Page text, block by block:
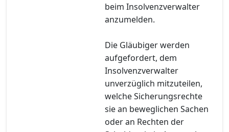
beim Insolvenzverwalter
anzumelden.
Die Gläubiger werden
aufgefordert, dem
Insolvenzverwalter
unverzüglich mitzuteilen,
welche Sicherungsrechte
sie an beweglichen Sachen
oder an Rechten der